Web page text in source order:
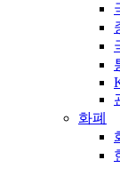
화폐